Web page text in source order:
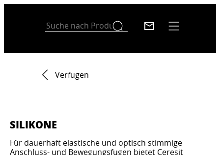
Verfugen
SILIKONE
Für dauerhaft elastische und optisch stimmige
Anschluss- und Bewegungsfugen bietet Ceresit